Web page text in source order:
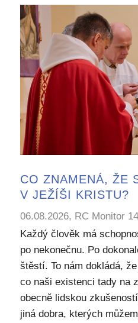
CO ZNAMENÁ, ŽE
V JEŽÍŠI KRISTU?
06.08.2026, RC Monitor
Každý člověk má
po nekonečnu. Po
štěstí. To nám dokládá,
co naši existenci tady na
obecně lidskou
jiná dobra, kterých